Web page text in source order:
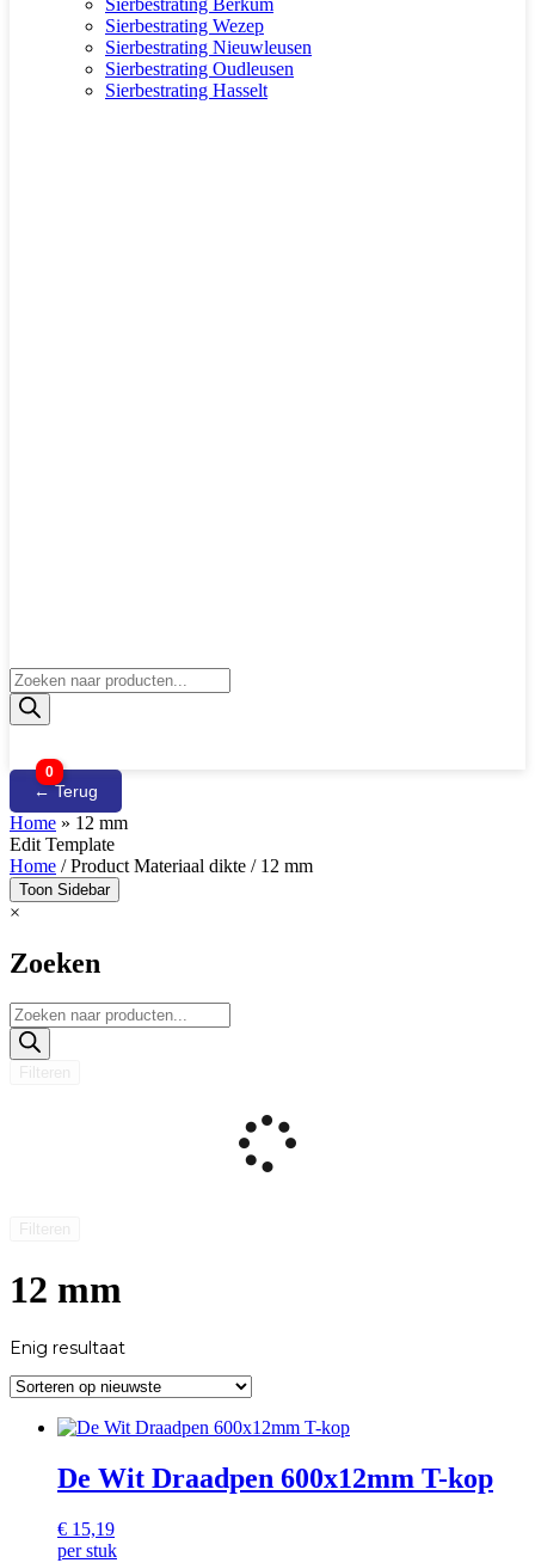
Sierbestrating Wezep
Sierbestrating Nieuwleusen
Sierbestrating Oudleusen
Sierbestrating Hasselt
Producten
zoeken
0
← Terug
Home » 12 mm
Edit Template
Home / Product Materiaal dikte / 12 mm
Toon Sidebar
×
Zoeken
Producten
zoeken
12 mm
Enig resultaat
De Wit Draadpen 600x12mm T-kop
€ 15,19
per stuk